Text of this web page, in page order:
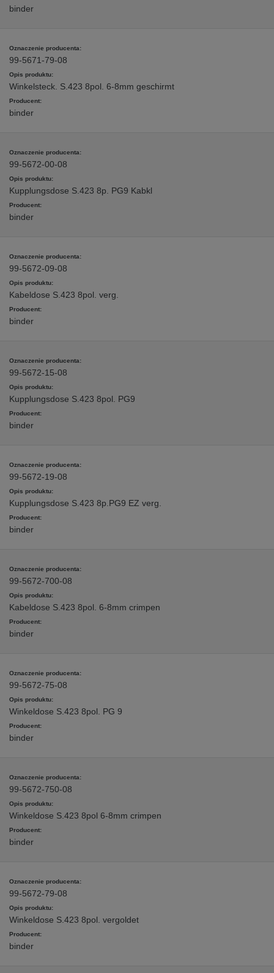
binder
99-5671-79-08
Winkelsteck. S.423 8pol. 6-8mm geschirmt
binder
99-5672-00-08
Kupplungsdose S.423 8p. PG9 Kabkl
binder
99-5672-09-08
Kabeldose S.423 8pol. verg.
binder
99-5672-15-08
Kupplungsdose S.423 8pol. PG9
binder
99-5672-19-08
Kupplungsdose S.423 8p.PG9 EZ verg.
binder
99-5672-700-08
Kabeldose S.423 8pol. 6-8mm crimpen
binder
99-5672-75-08
Winkeldose S.423 8pol. PG 9
binder
99-5672-750-08
Winkeldose S.423 8pol 6-8mm crimpen
binder
99-5672-79-08
Winkeldose S.423 8pol. vergoldet
binder